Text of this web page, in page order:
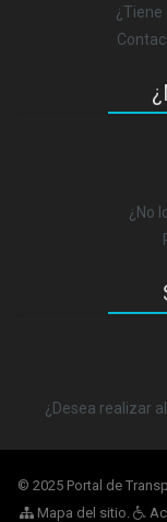
¿Tiene
¿No
¿Desea realizar
© 2025 Portal de
Mapa del sitio.